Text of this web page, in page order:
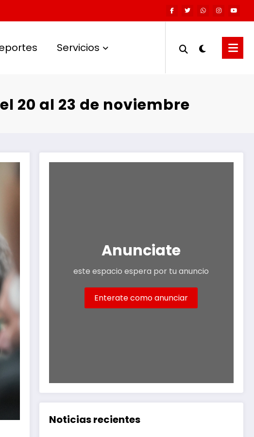
Servicios
20 al 23 de noviembre
Anunciate
este espacio espera por tu anuncio
Enterate como anunciar
Noticias recientes